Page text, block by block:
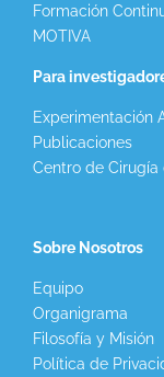
Formación
MOTIVA
Para
Experimentación
Publicaciones
Centro de Cirugía
Sobre Nosotros
Equipo
Organigrama
Filosofía y Misión
Política de